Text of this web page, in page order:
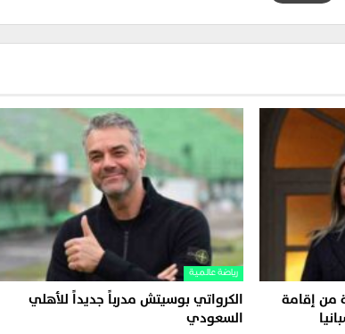
من إقامة
رياضة عالمية
الكرواتي بوسيتش مدرباً جديداً للأهلي
السعودي